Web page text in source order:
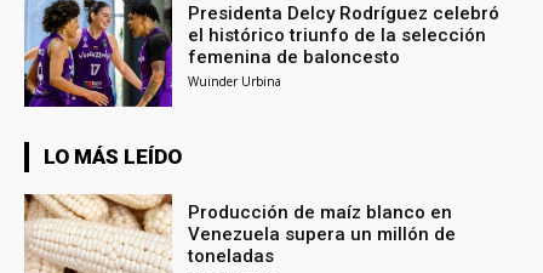
Presidenta Delcy Rodríguez celebró
el histórico triunfo de la selección
femenina de baloncesto
Wuinder Urbina
LO MÁS LEÍDO
Producción de maíz blanco en
Venezuela supera un millón de
toneladas